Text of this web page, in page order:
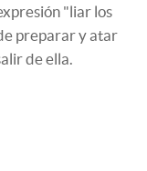
"liar los
preparar y atar
de ella.